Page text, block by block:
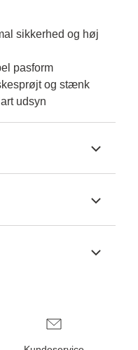
sikkerhed og høj
pasform
og stænk
udsyn